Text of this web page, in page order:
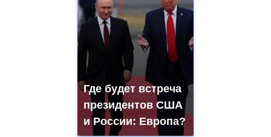
Где будет встреча
президентов США
и России: Европа?